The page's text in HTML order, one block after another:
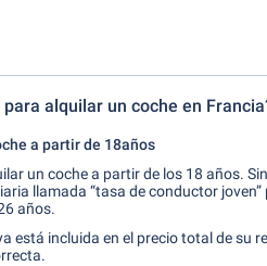
alquilar un coche en
a partir de 18años
un coche a partir de los 18 años.
llamada “tasa de conductor
años.
está incluida en el precio total de su